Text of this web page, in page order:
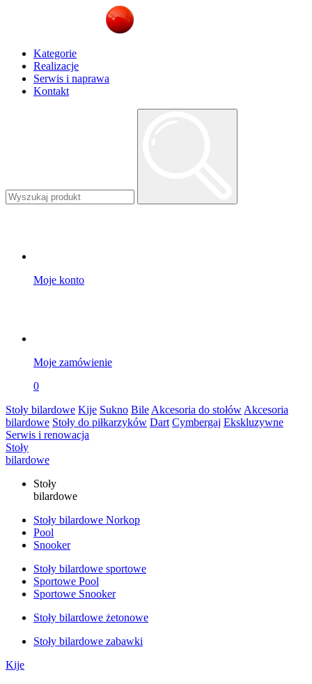
Kategorie
Realizacje
Serwis i naprawa
Kontakt
Moje konto
Moje zamówienie
0
Stoły bilardowe Kije Sukno Bile Akcesoria do stołów Akcesoria
bilardowe Stoły do piłkarzyków Dart Cymbergaj Ekskluzywne
Serwis i renowacja
Stoły
bilardowe
Stoły
bilardowe
Stoły bilardowe Norkop
Pool
Snooker
Stoły bilardowe sportowe
Sportowe Pool
Sportowe Snooker
Stoły bilardowe żetonowe
Stoły bilardowe zabawki
Kije